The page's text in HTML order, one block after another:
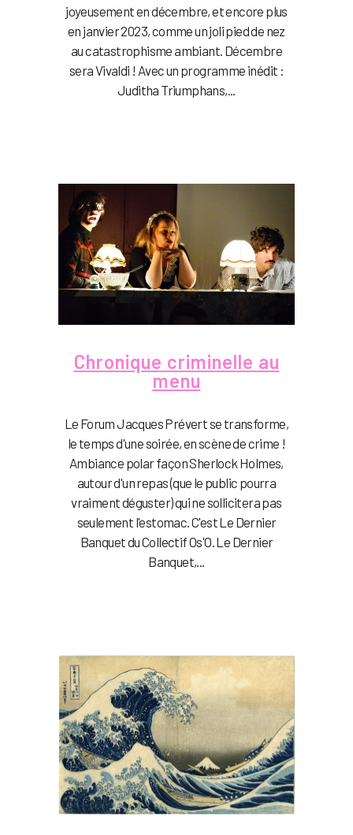
joyeusement en décembre, et encore plus
en janvier 2023, comme un joli pied de nez
au catastrophisme ambiant. Décembre
sera Vivaldi ! Avec un programme inédit :
Juditha Triumphans,...
Chronique criminelle au
menu
Le Forum Jacques Prévert se transforme,
le temps d'une soirée, en scène de crime !
Ambiance polar façon Sherlock Holmes,
autour d'un repas (que le public pourra
vraiment déguster) qui ne sollicitera pas
seulement l'estomac. C'est Le Dernier
Banquet du Collectif Os'O. Le Dernier
Banquet,...